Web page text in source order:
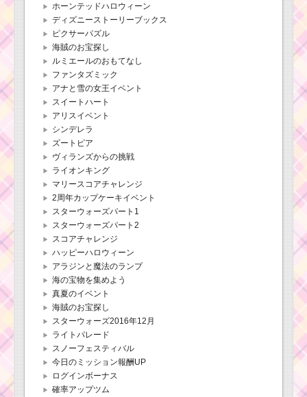
ホーンテッドハロウィーン
ディズニーストーリーブックス
ピクサーパズル
海賊のお宝探し
ルミエールのおもてなし
ファンタズミック
アナと雪の女王イベント
スイートハート
アリスイベント
シンデレラ
ズートピア
ヴィランズからの挑戦
ライオンキング
マリースコアチャレンジ
2周年カップケーキイベント
スターウォーズパート1
スターウォーズパート2
スコアチャレンジ
ハッピーハロウィーン
アラジンと魔法のランプ
海の宝物を集めよう
真夏のイベント
海賊のお宝探し
スターウォーズ2016年12月
ライトパレード
スノーフェスティバル
今日のミッション報酬UP
ログインボーナス
確率アップツム